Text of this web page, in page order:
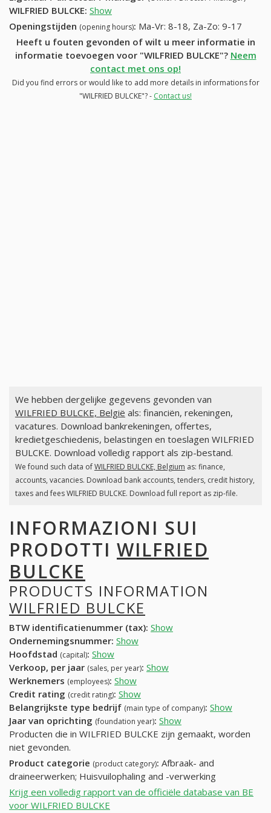
WILFRIED BULCKE: Show
Openingstijden (opening hours): Ma-Vr: 8-18, Za-Zo: 9-17
Heeft u fouten gevonden of wilt u meer informatie in
informatie toevoegen voor "WILFRIED BULCKE"? Neem
contact met ons op!
Did you find errors or would like to add more details in informations for
"WILFRIED BULCKE"? - Contact us!
We hebben dergelijke gegevens gevonden van
WILFRIED BULCKE, België als: financiën, rekeningen,
vacatures. Download bankrekeningen, offertes,
kredietgeschiedenis, belastingen en toeslagen WILFRIED
BULCKE. Download volledig rapport als zip-bestand.
We found such data ofWILFRIED BULCKE, Belgium as: finance,
accounts, vacancies. Download bank accounts, tenders, credit history,
taxes and fees WILFRIED BULCKE. Download full report as zip-file.
INFORMAZIONI SUI
PRODOTTI WILFRIED
BULCKE
PRODUCTS INFORMATION
WILFRIED BULCKE
BTW identificatienummer (tax): Show
Ondernemingsnummer: Show
Hoofdstad (capital): Show
Verkoop, per jaar (sales, per year): Show
Werknemers (employees): Show
Credit rating (credit rating): Show
Belangrijkste type bedrijf (main type of company): Show
Jaar van oprichting (foundation year): Show
Producten die in WILFRIED BULCKE zijn gemaakt, worden
niet gevonden.
Product categorie (product category): Afbraak- and
draineerwerken; Huisvuilophaling and -verwerking
Krijg een volledig rapport van de officiële database van BE
voor WILFRIED BULCKE